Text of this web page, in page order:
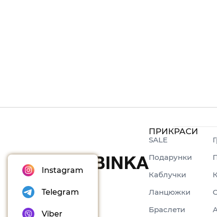
ПРИКРАСИ
SALE
Подарунки
Каблучки
Ланцюжки
Браслети
Instagram
Telegram
Viber